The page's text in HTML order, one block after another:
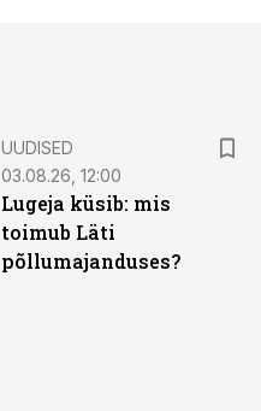
UUDISED
03.08.26, 12:00
Lugeja küsib: mis
toimub Läti
põllumajanduses?